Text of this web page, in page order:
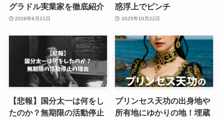
グラドル実業家を徹底紹介
2026年6月21日
惑浮上でピンチ
2025年10月22日
【悲報】国分太一は何をし
たのか？無期限の活動停止
プリンセス天功の出身地や
所有地にゆかりの地！埋蔵